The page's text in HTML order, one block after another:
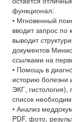
функционал:
• Мгновенный
вводит запрос
выводит
документов
ссылками на
• Помощь в
историю болезни
ЭКГ,
список
• Анализ
PDF, фото,